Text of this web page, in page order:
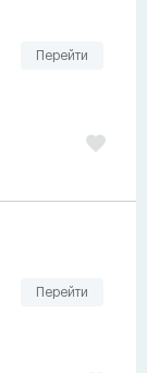
Перейти
Перейти